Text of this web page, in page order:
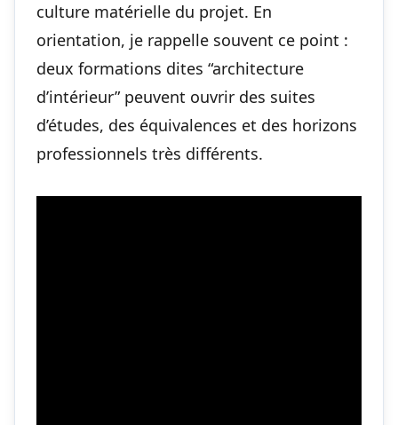
culture matérielle du projet. En
orientation, je rappelle souvent ce point :
deux formations dites “architecture
d’intérieur” peuvent ouvrir des suites
d’études, des équivalences et des horizons
professionnels très différents.